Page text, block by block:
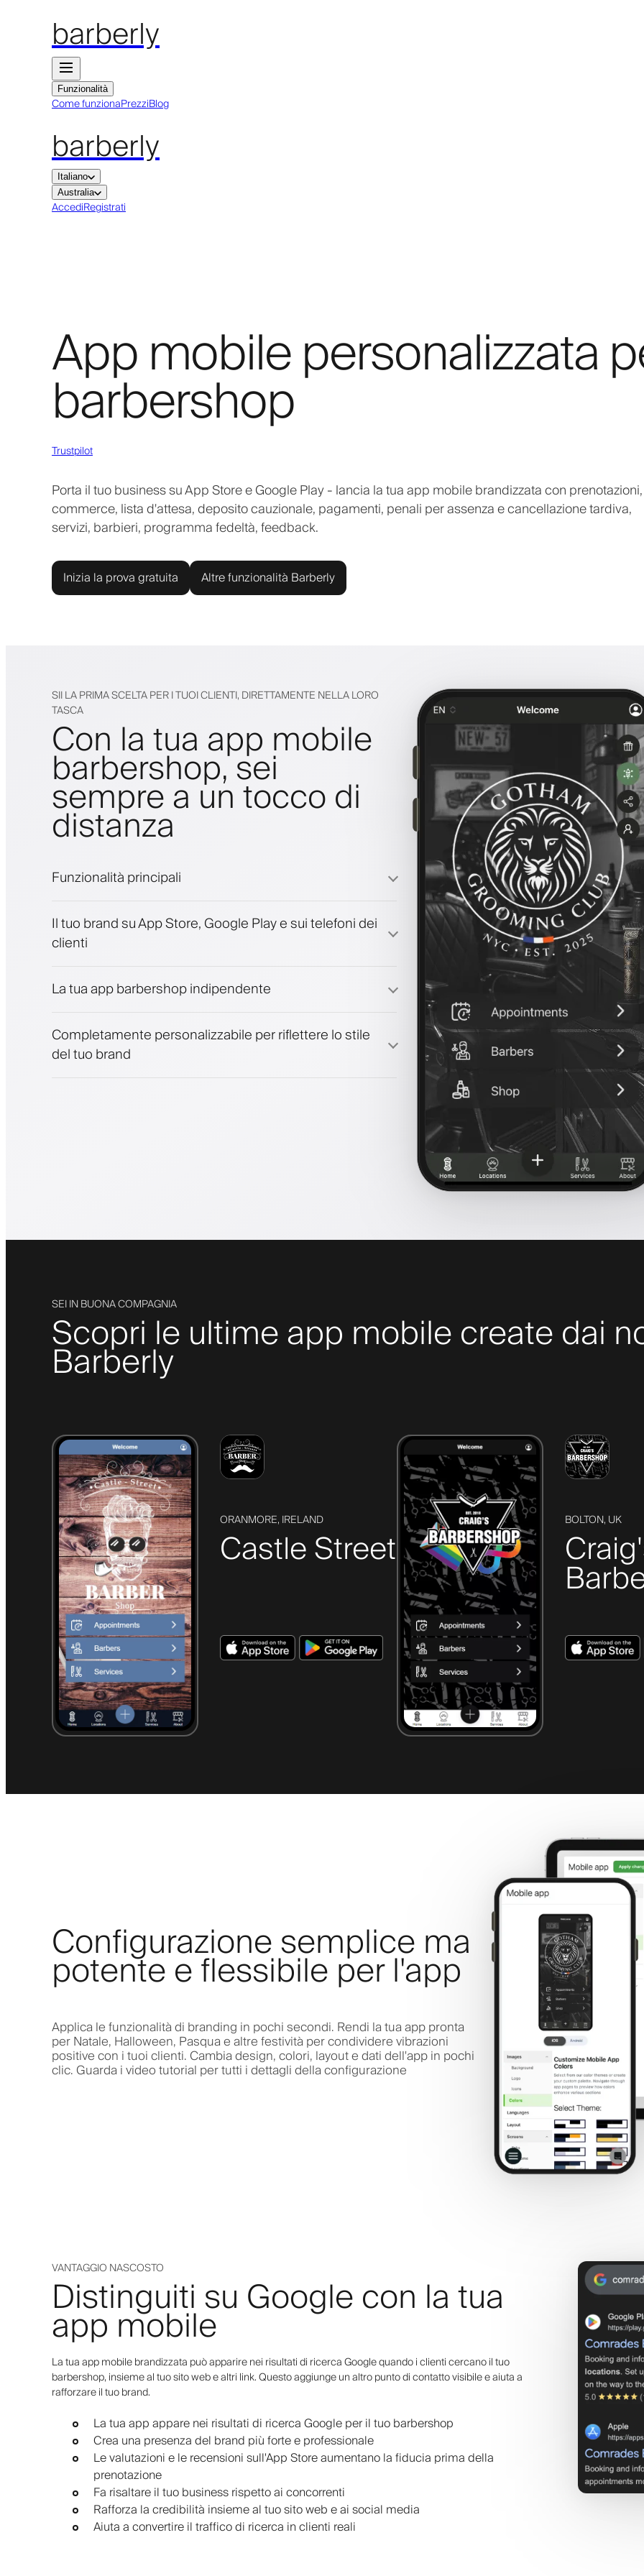
barberly
Funzionalità
Come funzionaPrezziBlog
barberly
Italiano
Australia
AccediRegistrati
App mobile personalizzata
barbershop
Trustpilot
Porta il tuo business su App Store e Google Play - lancia la tua app mobile brandizzata con
commerce, lista d'attesa, deposito cauzionale, pagamenti, penali per assenza e cancellazione tardiva,
servizi, barbieri, programma fedeltà, feedback.
Inizia la prova gratuita Altre funzionalità Barberly
SII LA PRIMA SCELTA PER I TUOI CLIENTI, DIRETTAMENTE NELLA LORO
TASCA
Con la tua app mobile
barbershop, sei
sempre a un tocco di
distanza
Funzionalità principali
Pagamenti, deposito cauzionale
Il tuo brand su App Store, Google Play e sui telefoni dei
clienti
La tua app barbershop indipendente
Completamente personalizzabile per riflettere lo stile
del tuo brand
SEI IN BUONA COMPAGNIA
Scopri le ultime app mobile create dai
Barberly
ORANMORE, IRELAND
Castle Street
BOLTON, UK
Configurazione semplice ma
potente e flessibile per l'app
Applica le funzionalità di branding in pochi secondi. Rendi la tua app pronta
per Natale, Halloween, Pasqua e altre festività per condividere vibrazioni
positive con i tuoi clienti. Cambia design, colori, layout e dati dell'app in pochi
clic. Guarda i video tutorial per tutti i dettagli della configurazione
VANTAGGIO NASCOSTO
Distinguiti su Google con la tua
app mobile
La tua app mobile brandizzata può apparire nei risultati di ricerca Google quando i clienti cercano il tuo
barbershop, insieme al tuo sito web e altri link. Questo aggiunge un altro punto di contatto visibile e aiuta a
rafforzare il tuo brand.
La tua app appare nei risultati di ricerca Google per il tuo barbershop
Crea una presenza del brand più forte e professionale
Le valutazioni e le recensioni sull'App Store aumentano la fiducia prima della
prenotazione
Fa risaltare il tuo business rispetto ai concorrenti
Rafforza la credibilità insieme al tuo sito web e ai social media
Aiuta a convertire il traffico di ricerca in clienti reali